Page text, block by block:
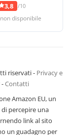
3,8 /10
disponibile
riservati - Privacy e
-Contatti
Amazon EU, un
percepire una
link al sito
un guadagno per